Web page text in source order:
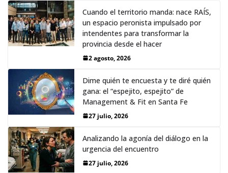
Cuando el territorio manda: nace RAÍS,
un espacio peronista impulsado por
intendentes para transformar la
provincia desde el hacer
2 agosto, 2026
Dime quién te encuesta y te diré quién
gana: el “espejito, espejito” de
Management & Fit en Santa Fe
27 julio, 2026
Analizando la agonía del diálogo en la
urgencia del encuentro
27 julio, 2026